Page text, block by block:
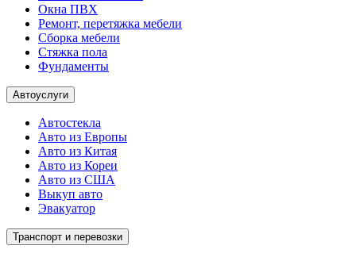
Окна ПВХ
Ремонт, перетяжка мебели
Сборка мебели
Стяжка пола
Фундаменты
Автоуслуги
Автостекла
Авто из Европы
Авто из Китая
Авто из Кореи
Авто из США
Выкуп авто
Эвакуатор
Транспорт и перевозки